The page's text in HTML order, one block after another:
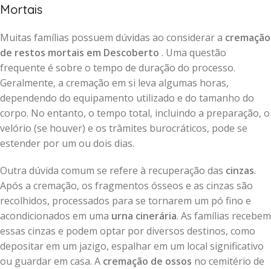
Mortais
Muitas famílias possuem dúvidas ao considerar a cremação
de restos mortais em Descoberto . Uma questão
frequente é sobre o tempo de duração do processo.
Geralmente, a cremação em si leva algumas horas,
dependendo do equipamento utilizado e do tamanho do
corpo. No entanto, o tempo total, incluindo a preparação, o
velório (se houver) e os trâmites burocráticos, pode se
estender por um ou dois dias.
Outra dúvida comum se refere à recuperação das cinzas.
Após a cremação, os fragmentos ósseos e as cinzas são
recolhidos, processados para se tornarem um pó fino e
acondicionados em uma urna cinerária. As famílias recebem
essas cinzas e podem optar por diversos destinos, como
depositar em um jazigo, espalhar em um local significativo
ou guardar em casa. A cremação de ossos no cemitério de